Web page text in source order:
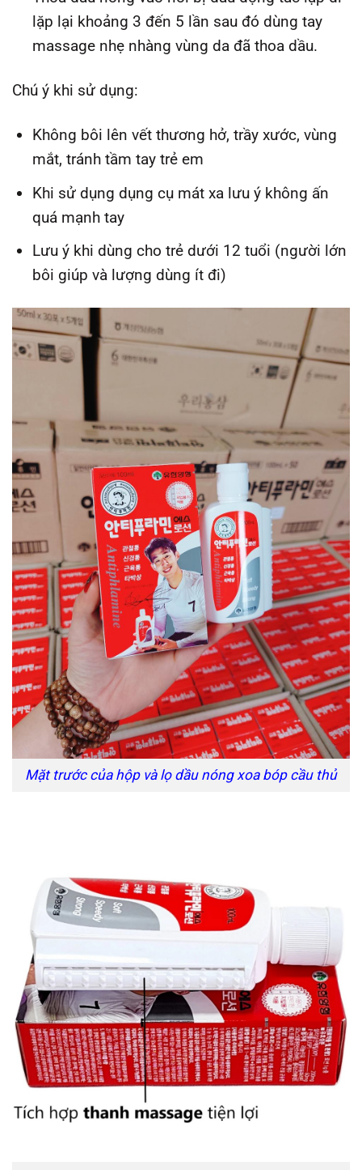
lặp lại khoảng 3 đến 5 lần sau đó dùng tay
massage nhẹ nhàng vùng da đã thoa dầu.
Chú ý khi sử dụng:
Không bôi lên vết thương hở, trầy xước, vùng
mắt, tránh tầm tay trẻ em
Khi sử dụng dụng cụ mát xa lưu ý không ấn
quá mạnh tay
Lưu ý khi dùng cho trẻ dưới 12 tuổi (người lớn
bôi giúp và lượng dùng ít đi)
Mặt trước của hộp và lọ dầu nóng xoa bóp cầu thủ